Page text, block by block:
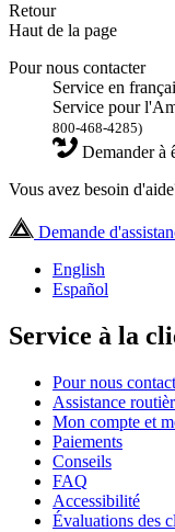
Retour
Haut de la page
Pour nous contacter
Service en
Service pour
800-468-4285)
Demander à
Vous avez besoin
Demande
English
Español
Service à la
Pour nous
Assistance
Mon compte et
Paiements
Conseils
FAQ
Accessibilité
Évaluations des